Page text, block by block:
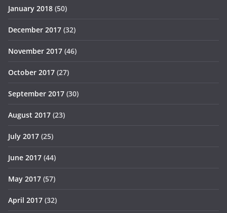
January 2018 (50)
December 2017 (32)
November 2017 (46)
October 2017 (27)
September 2017 (30)
August 2017 (23)
July 2017 (25)
June 2017 (44)
May 2017 (57)
April 2017 (32)